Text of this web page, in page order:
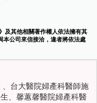
及其他相關著作權人依法擁有其
本公司來信接洽，違者將依法處
、台大醫院婦產科醫師施
、馨蕙馨醫院婦產科醫